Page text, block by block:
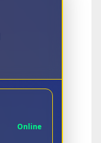
Online